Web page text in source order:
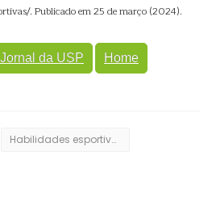
. Publicado em 25 de março (2024).
da USP Home
Habilidades esportivas